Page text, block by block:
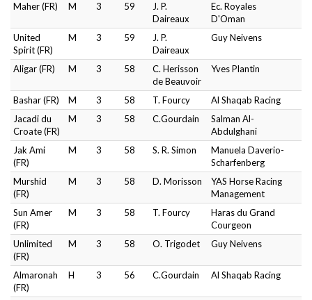
Maher (FR)
M 3 59
J. P.
Daireaux
Ec. Royales
D'Oman
United
Spirit (FR)
M 3 59
J. P.
Daireaux
Guy Neivens
Aligar (FR) M 3 58
C. Herisson
de Beauvoir
Yves Plantin
Bashar (FR) M 3 58 T. Fourcy
Al Shaqab Racing
Jacadi du
Croate (FR)
M 3 58 C.Gourdain
Salman Al-
Abdulghani
Jak Ami
(FR)
M 3 58 S. R. Simon
Manuela Daverio-
Scharfenberg
Murshid
(FR)
M 3 58 D. Morisson
YAS Horse Racing
Management
Sun Amer
(FR)
M 3 58 T. Fourcy
Haras du Grand
Courgeon
Unlimited
(FR)
M 3 58 O. Trigodet Guy Neivens
Almaronah
(FR)
H 3 56 C.Gourdain Al Shaqab Racing